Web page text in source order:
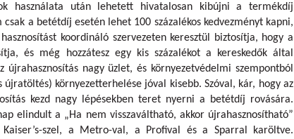
használata után lehetett hivatalosan kibújni a termékdíj
a betétdíj esetén lehet 100 százalékos kedvezményt kapni,
koordináló szervezeten keresztül biztosítja, hogy a
és még hozzátesz egy kis százalékot a kereskedők által
újrahasznosítás nagy üzlet, és környezetvédelmi szempontból
újratöltés) környezetterhelése jóval kisebb. Szóval, kár, hogy az
kezd nagy lépésekben teret nyerni a betétdíj rovására.
elindult a „Ha nem visszaváltható, akkor újrahasznosítható”
szel, a Metro-val, a Profival és a Sparral karöltve.